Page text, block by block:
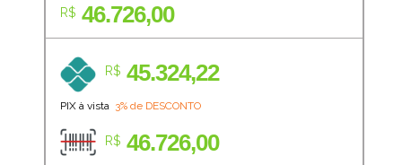
R$ 46.726,00
R$ 45.324,22
PIX à vista 3% de DESCONTO
R$ 46.726,00